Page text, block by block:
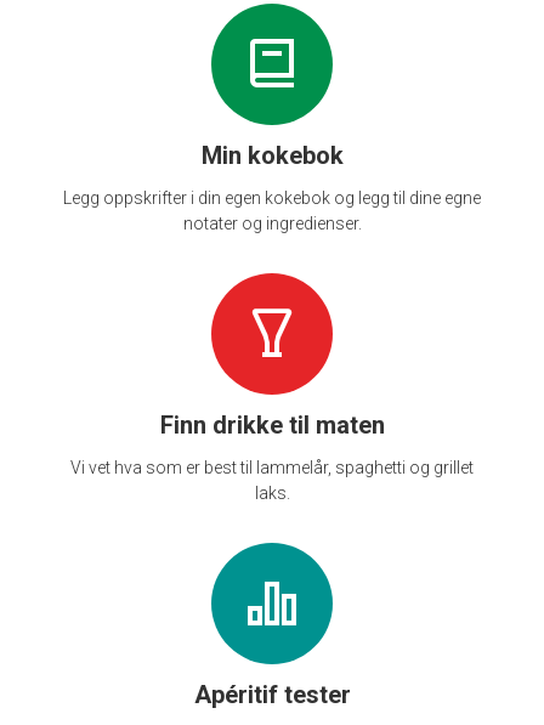
Min kokebok
Legg oppskrifter i din egen kokebok og legg til dine egne
notater og ingredienser.
Finn drikke til maten
Vi vet hva som er best til lammelår, spaghetti og grillet
laks.
Apéritif tester